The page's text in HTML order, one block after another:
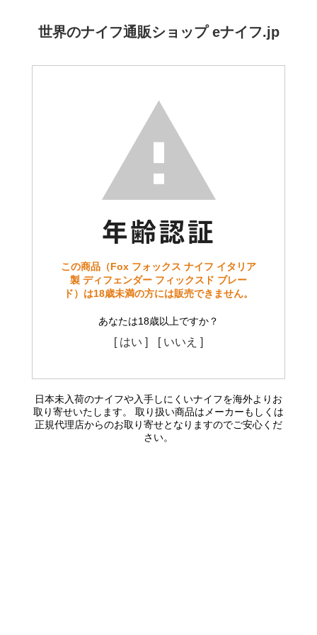
世界のナイフ通販ショップ eナイフ.jp
この商品（Fox フォックス ナイフ イタリア
製 ディフェンダー フィックスド ブレー
ド）は18歳未満の方には販売できません。
あなたは18歳以上ですか？
[ はい ] [ いいえ ]
日本未入荷のナイフや入手しにくいナイフを海外よりお
取り寄せいたします。 取り扱い商品はメーカーもしくは
正規代理店からのお取り寄せとなりますのでご安心くだ
さい。